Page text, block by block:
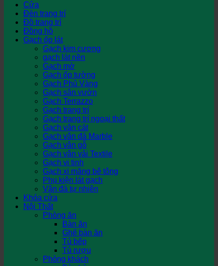
Cửa
Đèn trang trí
Đồ trang trí
Đồng hồ
Gạch ốp lát
Gạch kim cương
gạch lát nền
Gạch mờ
Gạch ốp tường
Gạch Phủ Vàng
Gạch sân vườn
Gạch Terrazzo
Gạch trang trí
Gạch trang trí ngoại thất
Gạch vân cát
Gạch vân đá Marble
Gạch vân gỗ
Gạch vân vải Textile
Gạch vi tinh
Gạch xi măng bê tông
Phụ kiện lát gạch
Vân đá tự nhiên
Khóa cửa
Nội Thất
Phòng ăn
Bàn ăn
Ghế bàn ăn
Tủ bếp
Tủ rượu
Phòng khách